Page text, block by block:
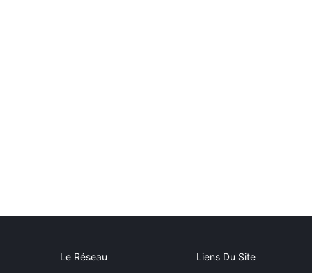
Le Réseau Liens Du Site